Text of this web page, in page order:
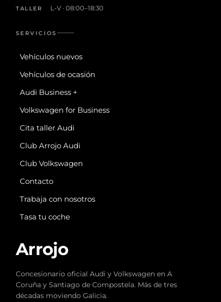
TALLER L-V · 08:00–18:30
SERVICIOS
Vehículos nuevos
Vehículos de ocasión
Audi Business +
Volkswagen for Business
Cita taller Audi
Club Arrojo Audi
Club Volkswagen
Contacto
Trabaja con nosotros
Tasa tu coche
Arrojo
Concesionario oficial Audi y Volkswagen en A
Coruña y Santiago de Compostela. Más de tres
décadas moviendo Galicia.